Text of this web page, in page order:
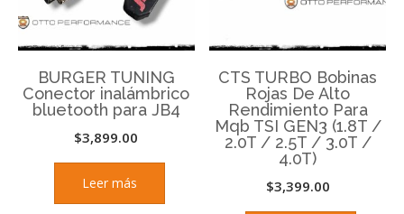
BURGER TUNING
Conector inalámbrico
bluetooth para JB4
$3,899.00
Leer más
CTS TURBO Bobinas
Rojas De Alto
Rendimiento Para
Mqb TSI GEN3 (1.8T /
2.0T / 2.5T / 3.0T /
4.0T)
$3,399.00